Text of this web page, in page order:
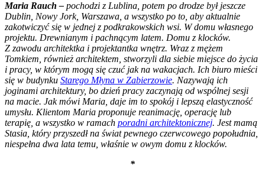
Maria Rauch – pochodzi z Lublina, potem po drodze był jeszcze
Dublin, Nowy Jork, Warszawa, a wszystko po to, aby aktualnie
zakotwiczyć się w jednej z podkrakowskich wsi. W domu własnego
projektu. Drewnianym i pachnącym latem. Domu z klocków.
Z zawodu architektka i projektantka wnętrz. Wraz z mężem
Tomkiem, również architektem, stworzyli dla siebie miejsce do życia
i pracy, w którym mogą się czuć jak na wakacjach. Ich biuro mieści
się w budynku Starego Młyna w Zabierzowie. Nazywają ich
joginami architektury, bo dzień pracy zaczynają od wspólnej sesji
na macie. Jak mówi Maria, daje im to spokój i lepszą elastyczność
umysłu. Klientom Maria proponuje reanimację, operację lub
terapię, a wszystko w ramach poradni architektonicznej. Jest mamą
Stasia, który przyszedł na świat pewnego czerwcowego popołudnia,
niespełna dwa lata temu, właśnie w owym domu z klocków.
*